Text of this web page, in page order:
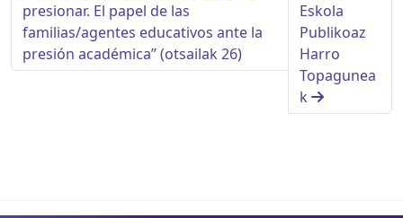
presionar. El papel de las
familias/agentes educativos ante la
presión académica” (otsailak 26)
Eskola
Publikoaz
Harro
Topagunea
k